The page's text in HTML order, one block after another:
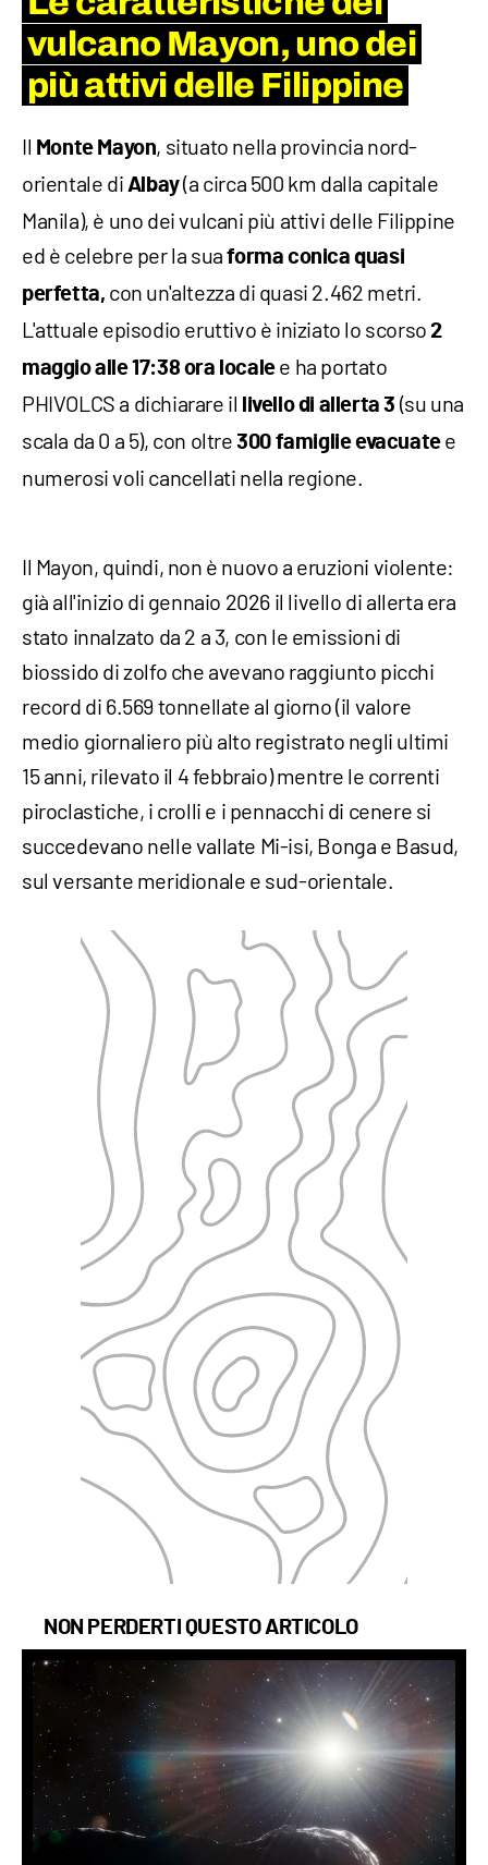
vulcano Mayon, uno dei
più attivi delle Filippine
Il Monte Mayon, situato nella provincia nord-
orientale di Albay(a circa 500 km dalla capitale
Manila), è uno dei vulcani più attivi delle Filippine
ed è celebre per la suaforma conica quasi
perfetta, con un'altezza di quasi 2.462 metri.
L'attuale episodio eruttivo è iniziato lo scorso2
maggio alle 17:38 ora localee ha portato
PHIVOLCS a dichiarare il livello di allerta 3 (su una
scala da 0 a 5), con oltre300 famiglie evacuatee
numerosi voli cancellati nella regione.
Il Mayon, quindi, non è nuovo a eruzioni violente:
già all'inizio di gennaio 2026 il livello di allerta era
stato innalzato da 2 a 3, con le emissioni di
biossido di zolfo che avevano raggiunto picchi
record di 6.569 tonnellate al giorno (il valore
medio giornaliero più alto registrato negli ultimi
15 anni, rilevato il 4 febbraio) mentre le correnti
piroclastiche, i crolli e i pennacchi di cenere si
succedevano nelle vallate Mi-isi, Bonga e Basud,
sul versante meridionale e sud-orientale.
NON PERDERTI QUESTO ARTICOLO